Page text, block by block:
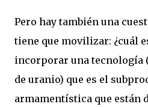
Pero hay también una
tiene que movilizar: ¿cuál
incorporar una tecnología
de uranio) que es el
armamentística que están